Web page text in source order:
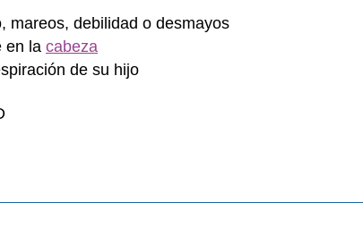
mareos, debilidad o desmayos
en la cabeza
de su hijo